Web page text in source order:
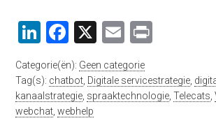
LinkedIn
Facebook
X Email
Categorie(ën): Geen categorie
Tag(s): chatbot Digitale servicestrategie
kanaalstrategie spraaktechnologie ,Telecats ,
webchat ,webhelp